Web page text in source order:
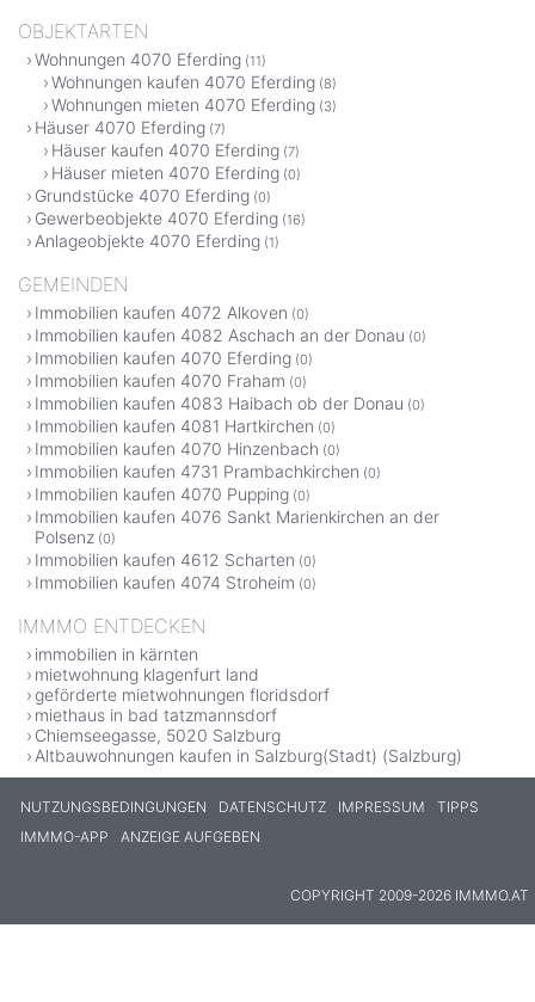
OBJEKTARTEN
Wohnungen 4070 Eferding (11)
Wohnungen kaufen 4070 Eferding (8)
Wohnungen mieten 4070 Eferding (3)
Häuser 4070 Eferding (7)
Häuser kaufen 4070 Eferding (7)
Häuser mieten 4070 Eferding (0)
Grundstücke 4070 Eferding (0)
Gewerbeobjekte 4070 Eferding (16)
Anlageobjekte 4070 Eferding (1)
GEMEINDEN
Immobilien kaufen 4072 Alkoven (0)
Immobilien kaufen 4082 Aschach an der Donau (0)
Immobilien kaufen 4070 Eferding (0)
Immobilien kaufen 4070 Fraham (0)
Immobilien kaufen 4083 Haibach ob der Donau (0)
Immobilien kaufen 4081 Hartkirchen (0)
Immobilien kaufen 4070 Hinzenbach (0)
Immobilien kaufen 4731 Prambachkirchen (0)
Immobilien kaufen 4070 Pupping (0)
Immobilien kaufen 4076 Sankt Marienkirchen an der
Polsenz (0)
Immobilien kaufen 4612 Scharten (0)
Immobilien kaufen 4074 Stroheim (0)
IMMMO ENTDECKEN
immobilien in kärnten
mietwohnung klagenfurt land
geförderte mietwohnungen floridsdorf
miethaus in bad tatzmannsdorf
Chiemseegasse, 5020 Salzburg
Altbauwohnungen kaufen in Salzburg(Stadt) (Salzburg)
NUTZUNGSBEDINGUNGEN DATENSCHUTZ IMPRESSUM
TIPPS
IMMMO-APP
ANZEIGE AUFGEBEN
COPYRIGHT 2009-2026 IMMMO.AT